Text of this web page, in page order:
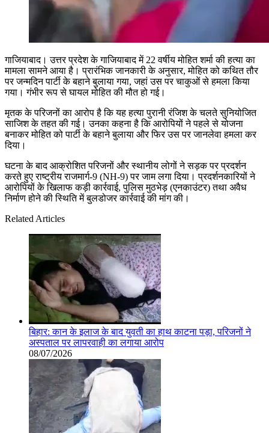
गाजियाबाद। उत्तर प्रदेश के गाजियाबाद में 22 वर्षीय मोहित शर्मा की हत्या का
मामला सामने आया है। प्रारंभिक जानकारी के अनुसार, मोहित को कथित तौर
पर जन्मदिन पार्टी के बहाने बुलाया गया, जहां उस पर चाकुओं से हमला किया
गया। गंभीर रूप से घायल मोहित की मौत हो गई।
मृतक के परिजनों का आरोप है कि यह हत्या पुरानी रंजिश के चलते सुनियोजित
साजिश के तहत की गई। उनका कहना है कि आरोपियों ने पहले से योजना
बनाकर मोहित को पार्टी के बहाने बुलाया और फिर उस पर जानलेवा हमला कर
दिया।
घटना के बाद आक्रोशित परिजनों और स्थानीय लोगों ने सड़क पर प्रदर्शन
करते हुए राष्ट्रीय राजमार्ग-9 (NH-9) पर जाम लगा दिया। प्रदर्शनकारियों ने
आरोपियों के खिलाफ कड़ी कार्रवाई, पुलिस मुठभेड़ (एनकाउंटर) तथा अवैध
निर्माण होने की स्थिति में बुलडोजर कार्रवाई की मांग की।
Related Articles
बिहार: कान के इलाज के बाद युवती का हाथ काटना पड़ा, परिजनों ने
अस्पताल पर लापरवाही का लगाया आरोप
08/07/2026